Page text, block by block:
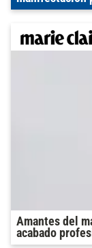
Amantes del
acabado